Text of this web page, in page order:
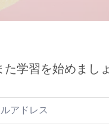
学習を始めまし